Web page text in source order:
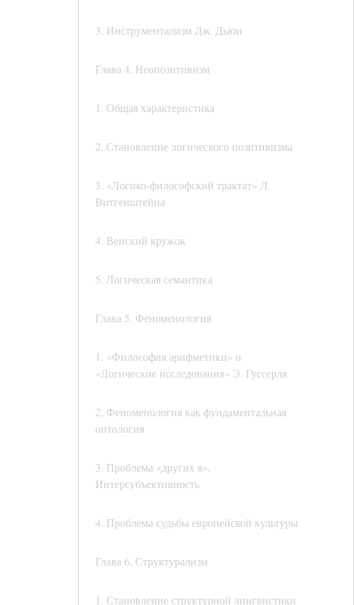
3. Инструментализм Дж. Дьюи
Глава 4. Неопозитивизм
1. Общая характеристика
2. Становление логического позитивизма
3. «Логико-философский трактат» Л.
Витгенштейна
4. Венский кружок
5. Логическая семантика
Глава 5. Феноменология
1. «Философия арифметики» и
«Логические исследования» Э. Гуссерля
2. Феноменология как фундаментальная
онтология
3. Проблема «других я».
Интерсубъективность
4. Проблема судьбы европейской культуры
Глава 6. Структурализм
1. Становление структурной лингвистики